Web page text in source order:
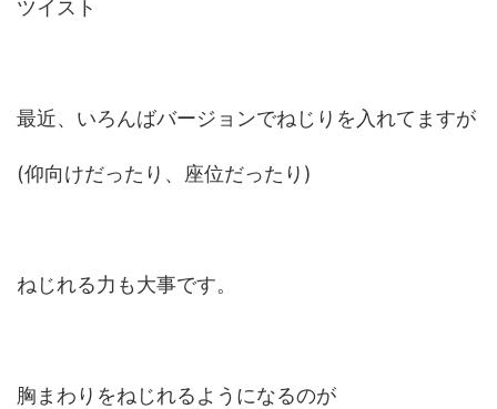
ツイスト
最近、いろんばバージョンでねじりを入れてますが
(仰向けだったり、座位だったり)
ねじれる力も大事です。
胸まわりをねじれるようになるのが